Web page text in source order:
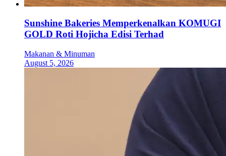
Sunshine Bakeries Memperkenalkan KOMUGI
GOLD Roti Hojicha Edisi Terhad
Makanan & Minuman
August 5, 2026